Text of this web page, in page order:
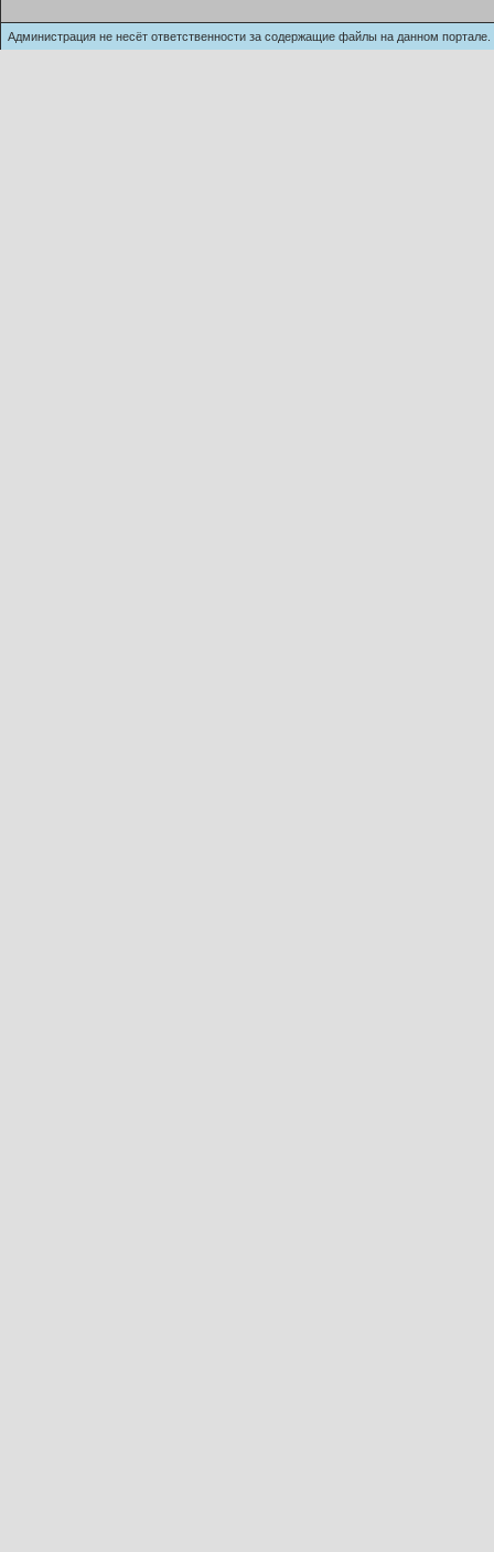
Администрация не несёт ответственности за содержащие файлы на данном